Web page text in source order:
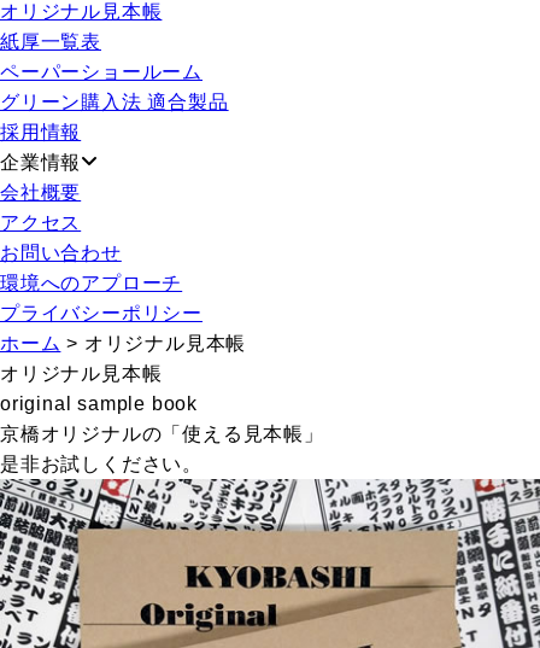
オリジナル見本帳
紙厚一覧表
ペーパーショールーム
グリーン購入法 適合製品
採用情報
企業情報
会社概要
アクセス
お問い合わせ
環境へのアプローチ
プライバシーポリシー
ホーム > オリジナル見本帳
オリジナル見本帳
original sample book
京橋オリジナルの「使える見本帳」
是非お試しください。